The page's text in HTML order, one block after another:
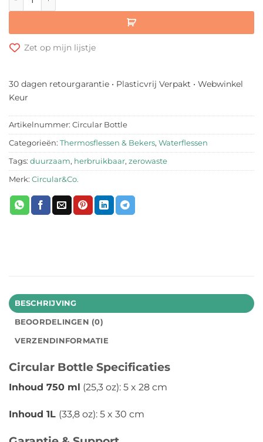
Zet op mijn lijstje
30 dagen retourgarantie • Plasticvrij Verpakt • Webwinkel
Keur
Artikelnummer: Circular Bottle
Categorieën: Thermosflessen & Bekers, Waterflessen
Tags: duurzaam, herbruikbaar, zerowaste
Merk: Circular&Co.
BESCHRIJVING
BEOORDELINGEN (0)
VERZENDINFORMATIE
Circular Bottle Specificaties
Inhoud 750 ml (25,3 oz): 5 x 28 cm
Inhoud 1L (33,8 oz): 5 x 30 cm